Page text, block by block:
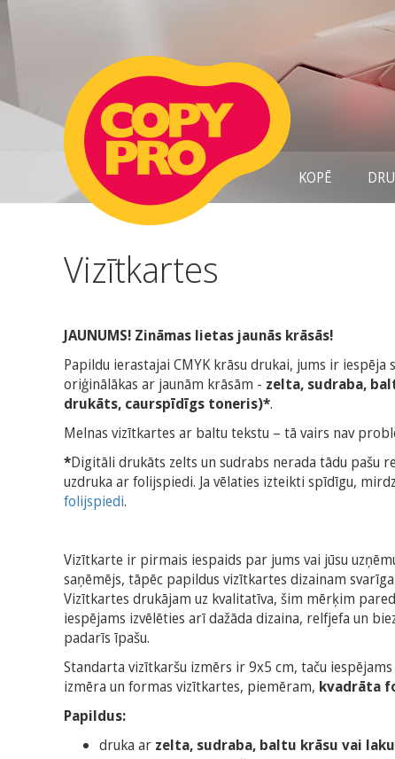
KOPĒ
Vizītkartes
JAUNUMS! Zināmas lietas jaunās krāsās!
Papildu ierastajai CMYK krāsu drukai, jums ir iespēja
oriģinālākas ar jaunām krāsām - zelta, sudraba,
drukāts, caurspīdīgs toneris)*.
Melnas vizītkartes ar baltu tekstu – tā vairs nav
*Digitāli drukāts zelts un sudrabs nerada tādu pašu
uzdruka ar folijspiedi. Ja vēlaties izteikti spīdīgu,
folijspiedi.
Vizītkarte ir pirmais iespaids par jums vai jūsu
saņēmējs, tāpēc papildus vizītkartes dizainam
Vizītkartes drukājam uz kvalitatīva, šim mērķim
iespējams izvēlēties arī dažāda dizaina, relfjefa un
padarīs īpašu.
Standarta vizītkaršu izmērs ir 9x5 cm, taču
izmēra un formas vizītkartes, piemēram, kvadrāta
Papildus:
druka ar zelta, sudraba, baltu krāsu vai laku